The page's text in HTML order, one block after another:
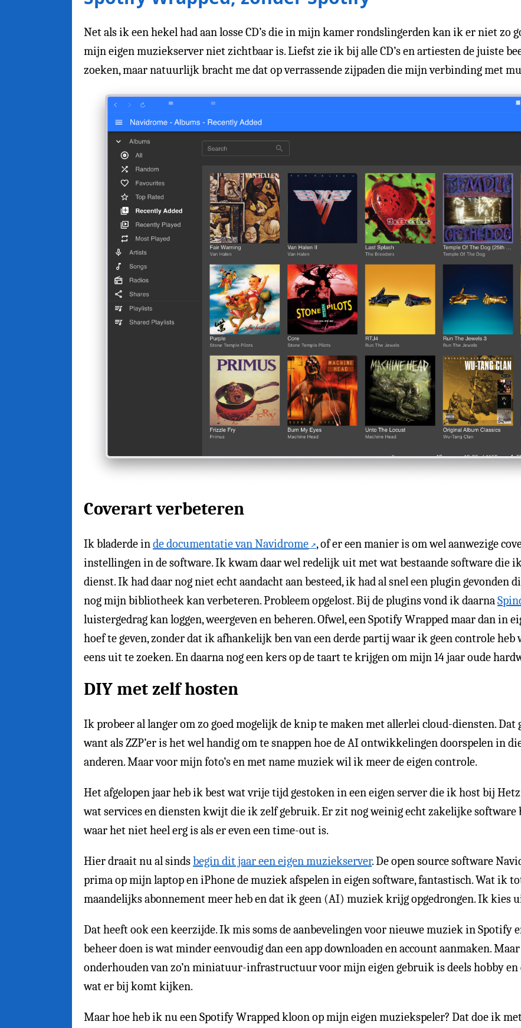
Net als ik een hekel had aan losse CD’s die in mijn kamer rondslingerden kan ik er niet zo
mijn eigen muziekserver niet zichtbaar is. Liefst zie ik bij alle CD’s en artiesten de juiste
zoeken, maar natuurlijk bracht me dat op verrassende zijpaden die mijn verbinding met
Coverart verbeteren
Ik bladerde inde documentatie van Navidrome , of er een manier is om wel aanwezige
instellingen in de software. Ik kwam daar wel redelijk uit met wat bestaande software die
dienst. Ik had daar nog niet echt aandacht aan besteed, ik had al snel een plugin gevonden
nog mijn bibliotheek kan verbeteren. Probleem opgelost. Bij de plugins vond ik daarna
luistergedrag kan loggen, weergeven en beheren. Ofwel, een Spotify Wrapped maar dan in
hoef te geven, zonder dat ik afhankelijk ben van een derde partij waar ik geen controle heb
eens uit te zoeken. En daarna nog een kers op de taart te krijgen om mijn 14 jaar oude
DIY met zelf hosten
Ik probeer al langer om zo goed mogelijk de knip te maken met allerlei cloud-diensten. Dat
want als ZZP’er is het wel handig om te snappen hoe de AI ontwikkelingen doorspelen in
anderen. Maar voor mijn foto’s en met name muziek wil ik meer de eigen controle.
Het afgelopen jaar heb ik best wat vrije tijd gestoken in een eigen server die ik host bij
wat services en diensten kwijt die ik zelf gebruik. Er zit nog weinig echt zakelijke
waar het niet heel erg is als er even een time-out is.
Hier draait nu al sindsbegin dit jaar een eigen muziekserver. De open source software
prima op mijn laptop en iPhone de muziek afspelen in eigen software, fantastisch. Wat ik
maandelijks abonnement meer heb en dat ik geen (AI) muziek krijg opgedrongen. Ik kies
Dat heeft ook een keerzijde. Ik mis soms de aanbevelingen voor nieuwe muziek in Spotify
beheer doen is wat minder eenvoudig dan een app downloaden en account aanmaken.
onderhouden van zo’n miniatuur-infrastructuur voor mijn eigen gebruik is deels hobby en
wat er bij komt kijken.
Maar hoe heb ik nu een Spotify Wrapped kloon op mijn eigen muziekspeler? Dat doe ik